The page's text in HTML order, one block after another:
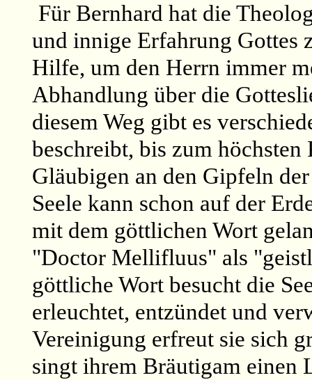
Für Bernhard hat die
und innige Erfahrung Gottes
Hilfe, um den Herrn immer
Abhandlung über die
diesem Weg gibt es
beschreibt, bis zum höchsten
Gläubigen an den Gipfeln
Seele kann schon auf der
mit dem göttlichen Wort
"Doctor Mellifluus" als
göttliche Wort besucht die
erleuchtet, entzündet und
Vereinigung erfreut sie sich
singt ihrem Bräutigam einen